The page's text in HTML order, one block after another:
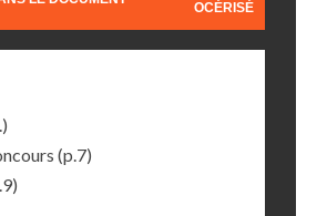
OCÉRISÉ
(p.7)